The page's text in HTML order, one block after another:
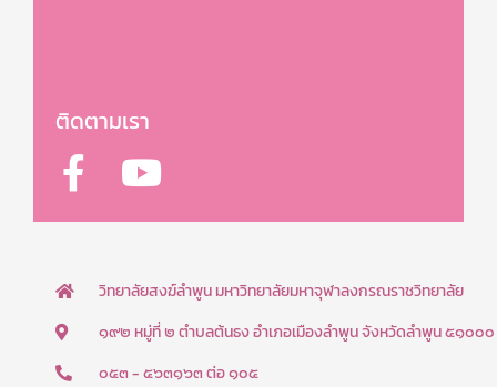
ติดตามเรา
F
a
c
b
Y
o
u
u
b
e
วิทยาลัยสงฆ์ลำพูน มหาวิทยาลัยมหาจุฬาลงกรณราชวิทยาลัย
๑๙๒ หมู่ที่ ๒ ตำบลต้นธง อำเภอเมืองลำพูน จังหวัดลำพูน ๕๑๐๐๐
๐๕๓ - ๕๖๓๑๖๓ ต่อ ๑๐๕